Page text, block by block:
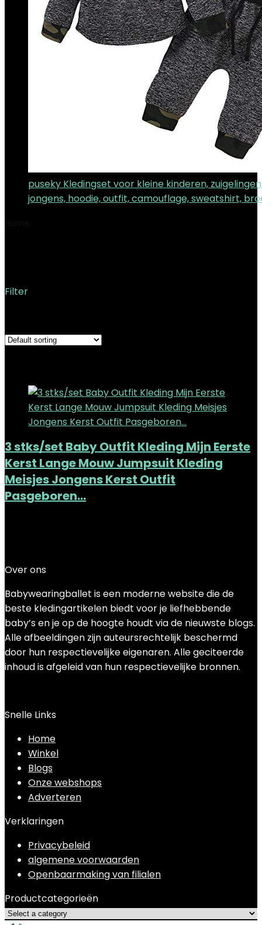
puseky Kledingset voor kleine kinderen,
jongens, hoodie, outfit, camouflage, sweatshirt,
Filter
3 stks/set Baby Outfit Kleding Mijn Eerste
Kerst Lange Mouw Jumpsuit Kleding
Meisjes Jongens Kerst Outfit
Pasgeboren…
Over ons
Babywearingballet is een moderne website die de
beste kledingartikelen biedt voor je liefhebbende
baby’s en je op de hoogte houdt via de nieuwste blogs.
Alle afbeeldingen zijn auteursrechtelijk beschermd
door hun respectievelijke eigenaren. Alle geciteerde
inhoud is afgeleid van hun respectievelijke bronnen.
Snelle Links
Home
Winkel
Blogs
Onze webshops
Adverteren
Verklaringen
Privacybeleid
algemene voorwaarden
Openbaarmaking van filialen
Productcategorieën